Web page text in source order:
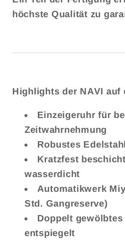
höchste Qualität zu
Highlights der NAVI auf
Einzeigeruhr für
Zeitwahrnehmung
Robustes
Kratzfest
wasserdicht
Automatikwerk
Std. Gangreserve)
Doppelt
entspiegelt